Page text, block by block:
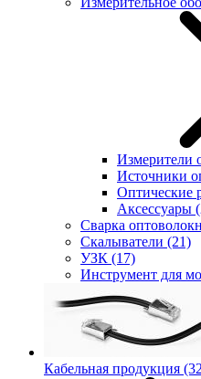
Измерители
Источники
Оптические
Аксессуары
Сварка
Скалыватели (21)
УЗК (17)
Инструмент для
Кабельная продукция